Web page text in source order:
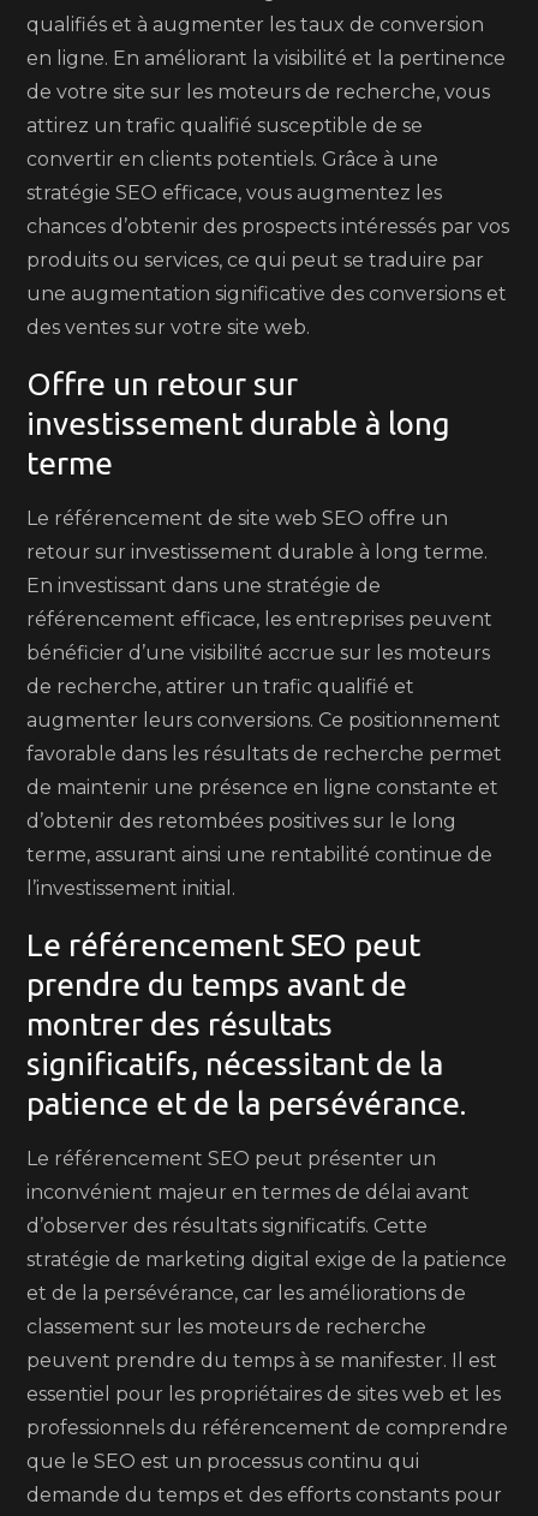
qualifiés et à augmenter les taux de conversion
en ligne. En améliorant la visibilité et la pertinence
de votre site sur les moteurs de recherche, vous
attirez un trafic qualifié susceptible de se
convertir en clients potentiels. Grâce à une
stratégie SEO efficace, vous augmentez les
chances d’obtenir des prospects intéressés par vos
produits ou services, ce qui peut se traduire par
une augmentation significative des conversions et
des ventes sur votre site web.
Offre un retour sur
investissement durable à long
terme
Le référencement de site web SEO offre un
retour sur investissement durable à long terme.
En investissant dans une stratégie de
référencement efficace, les entreprises peuvent
bénéficier d’une visibilité accrue sur les moteurs
de recherche, attirer un trafic qualifié et
augmenter leurs conversions. Ce positionnement
favorable dans les résultats de recherche permet
de maintenir une présence en ligne constante et
d’obtenir des retombées positives sur le long
terme, assurant ainsi une rentabilité continue de
l’investissement initial.
Le référencement SEO peut
prendre du temps avant de
montrer des résultats
significatifs, nécessitant de la
patience et de la persévérance.
Le référencement SEO peut présenter un
inconvénient majeur en termes de délai avant
d’observer des résultats significatifs. Cette
stratégie de marketing digital exige de la patience
et de la persévérance, car les améliorations de
classement sur les moteurs de recherche
peuvent prendre du temps à se manifester. Il est
essentiel pour les propriétaires de sites web et les
professionnels du référencement de comprendre
que le SEO est un processus continu qui
demande du temps et des efforts constants pour